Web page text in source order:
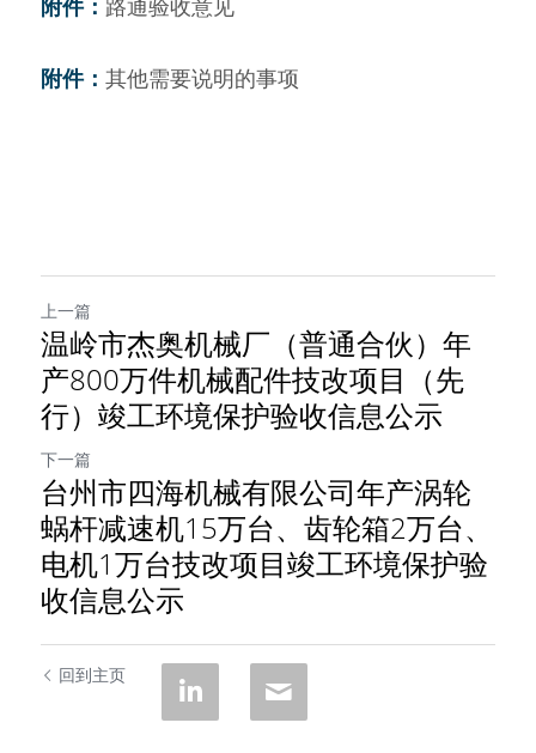
附件： 路通验收意见
附件： 其他需要说明的事项
上一篇
温岭市杰奥机械厂（普通合伙）年
产800万件机械配件技改项目（先
行）竣工环境保护验收信息公示
下一篇
台州市四海机械有限公司年产涡轮
蜗杆减速机15万台、齿轮箱2万台、
电机1万台技改项目竣工环境保护验
收信息公示
回到主页